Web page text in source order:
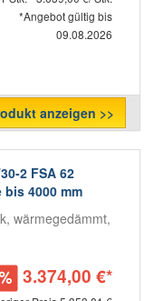
*Angebot gültig bis
09.08.2026
anzeigen >>
2 FSA 62
bis 4000 mm
wärmegedämmt,
3.374,00 €*